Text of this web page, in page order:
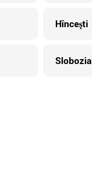
Hînceşti
Slobozia